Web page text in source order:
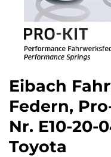
Eibach
Federn,
Nr. E10-20-
Toyota